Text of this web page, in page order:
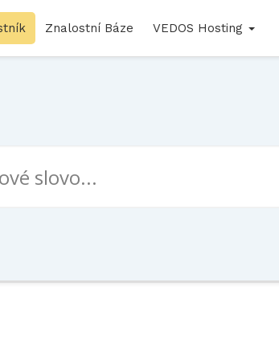
Znalostní Báze VEDOS Hosting